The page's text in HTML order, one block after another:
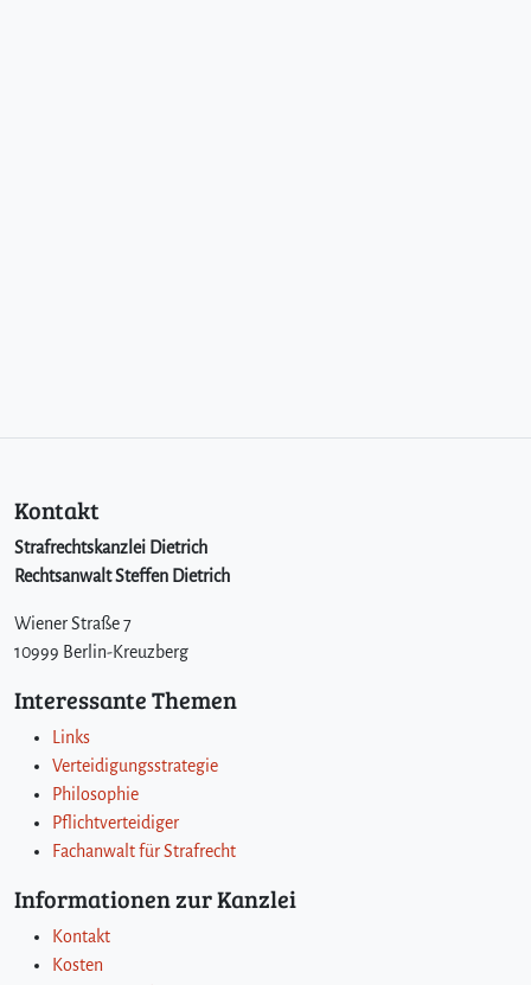
Kontakt
Strafrechtskanzlei Dietrich
Rechtsanwalt Steffen Dietrich
Wiener Straße 7
10999 Berlin-Kreuzberg
Interessante Themen
Links
Verteidigungsstrategie
Philosophie
Pflichtverteidiger
Fachanwalt für Strafrecht
Informationen zur Kanzlei
Kontakt
Kosten